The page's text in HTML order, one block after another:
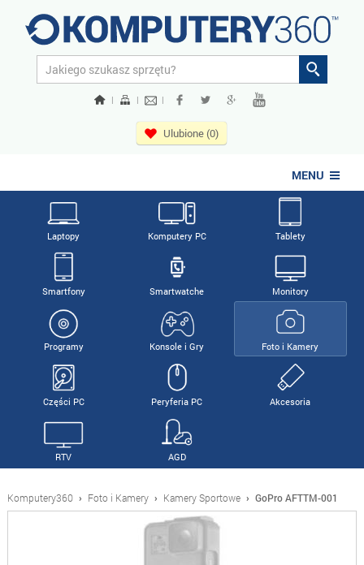
| | |
Ulubione (0)
MENU
Laptopy Komputery PC Tablety
Smartfony Smartwatche Monitory
Programy Konsole i Gry Foto i Kamery
Części PC Peryferia PC Akcesoria
RTV AGD
Komputery360 › Foto i Kamery › Kamery Sportowe › GoPro AFTTM-001